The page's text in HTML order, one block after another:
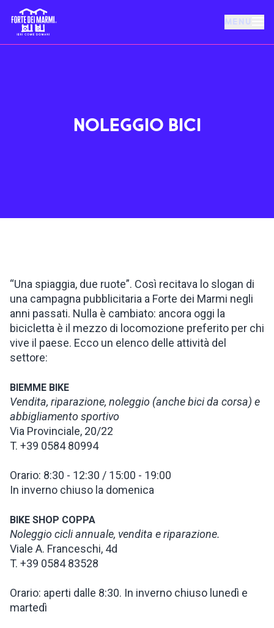
MENU
COSA FARE
ISPIRAZIONI
WEBCAM
ENG
NOLEGGIO BICI
“Una spiaggia, due ruote”. Così recitava lo slogan di
una campagna pubblicitaria a Forte dei Marmi negli
anni passati. Nulla è cambiato: ancora oggi la
bicicletta è il mezzo di locomozione preferito per chi
vive il paese. Ecco un elenco delle attività del
settore:
BIEMME BIKE
Vendita, riparazione, noleggio (anche bici da corsa) e
abbigliamento sportivo
Via Provinciale, 20/22
T. +39 0584 80994
Orario: 8:30 - 12:30 / 15:00 - 19:00
In inverno chiuso la domenica
BIKE SHOP COPPA
Noleggio cicli annuale, vendita e riparazione.
Viale A. Franceschi, 4d
T. +39 0584 83528
Orario: aperti dalle 8:30. In inverno chiuso lunedì e
martedì